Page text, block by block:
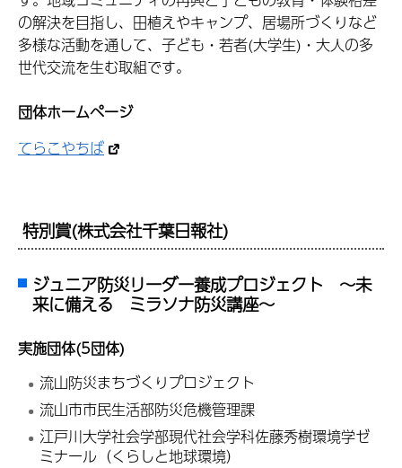
の解決を目指し、田植えやキャンプ、居場所づくりなど
多様な活動を通して、子ども・若者(大学生)・大人の多
世代交流を生む取組です。
団体ホームページ
てらこやちば
特別賞(株式会社千葉日報社)
ジュニア防災リーダー養成プロジェクト ～未
来に備える ミラソナ防災講座～
実施団体(5団体)
流山防災まちづくりプロジェクト
流山市市民生活部防災危機管理課
江戸川大学社会学部現代社会学科佐藤秀樹環境学ゼ
ミナール（くらしと地球環境）